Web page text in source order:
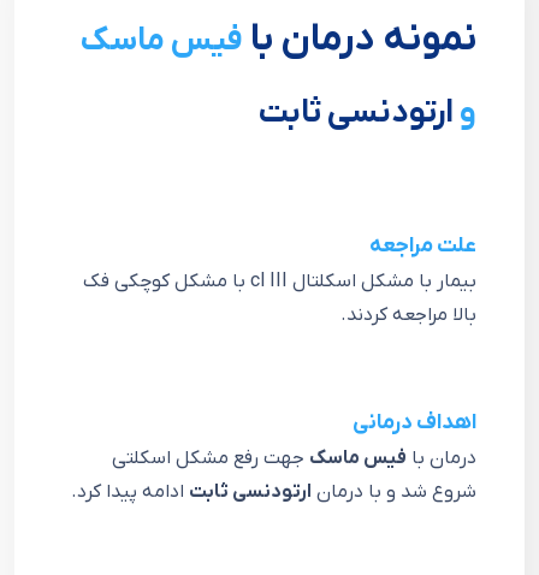
نمونه درمان با فیس ماسک
و ارتودنسی ثابت
علت مراجعه
بيمار با مشكل اسكلتال cl III با مشكل كوچكی فك
بالا مراجعه كردند.
اهداف درمانی
درمان با فيس ماسک جهت رفع مشكل اسكلتی
شروع شد و با درمان ارتودنسی ثابت ادامه پيدا كرد.